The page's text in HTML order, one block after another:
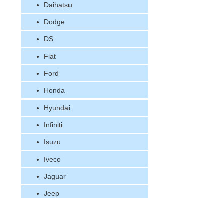
Daihatsu
Dodge
DS
Fiat
Ford
Honda
Hyundai
Infiniti
Isuzu
Iveco
Jaguar
Jeep